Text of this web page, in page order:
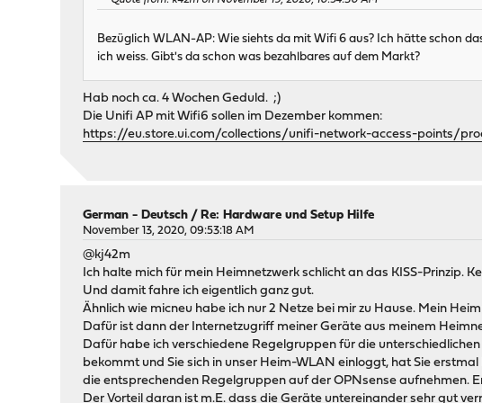
Bezüglich WLAN-AP: Wie siehts da mit Wifi 6 aus? Ich hätte schon
ich weiss. Gibt's da schon was bezahlbares auf dem Markt?
Hab noch ca. 4 Wochen Geduld. ;)
Die Unifi AP mit Wifi6 sollen im Dezember kommen:
https://eu.store.ui.com/collections/unifi-network-access-points/
German - Deutsch /Re: Hardware und Setup Hilfe
November 13, 2020, 09:53:18 AM
@kj42m
Ich halte mich für mein Heimnetzwerk schlicht an das KISS-Prinzip.
Und damit fahre ich eigentlich ganz gut.
Ähnlich wie micneu habe ich nur 2 Netze bei mir zu Hause. Mein
Dafür ist dann der Internetzugriff meiner Geräte aus meinem
Dafür habe ich verschiedene Regelgruppen für die
bekommt und Sie sich in unser Heim-WLAN einloggt, hat Sie
die entsprechenden Regelgruppen auf der OPNsense aufnehmen.
Der Vorteil daran ist m.E. dass die Geräte untereinander sehr gut